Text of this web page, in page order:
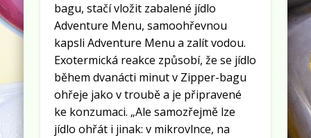
bagu, stačí vložit zabalené jídlo
Adventure Menu, samoohřevnou
kapsli Adventure Menu a zalít vodou.
Exotermická reakce způsobí, že se jídlo
během dvanácti minut v Zipper-bagu
ohřeje jako v troubě a je připravené
ke konzumaci. „Ale samozřejmě lze
jídlo ohřát i jinak: v mikrovlnce, na